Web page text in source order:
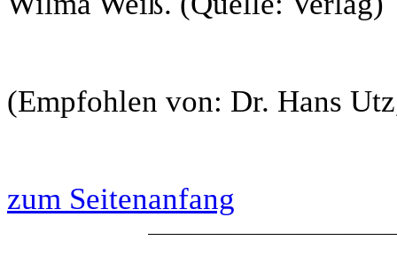
(Empfohlen von: Dr. Hans
zum Seitenanfang